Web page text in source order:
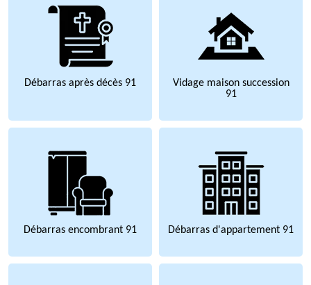
Débarras après décès 91
Vidage maison succession
91
Débarras encombrant 91 Débarras d'appartement 91